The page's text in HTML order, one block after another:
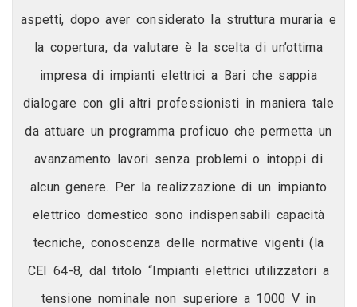
aspetti, dopo aver considerato la struttura muraria e
la copertura, da valutare è la scelta di un’ottima
impresa di impianti elettrici a Bari che sappia
dialogare con gli altri professionisti in maniera tale
da attuare un programma proficuo che permetta un
avanzamento lavori senza problemi o intoppi di
alcun genere. Per la realizzazione di un impianto
elettrico domestico sono indispensabili capacità
tecniche, conoscenza delle normative vigenti (la
CEI 64-8, dal titolo “Impianti elettrici utilizzatori a
tensione nominale non superiore a 1000 V in